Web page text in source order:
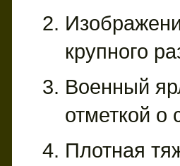
крупного
Военный
отметкой о
Плотная